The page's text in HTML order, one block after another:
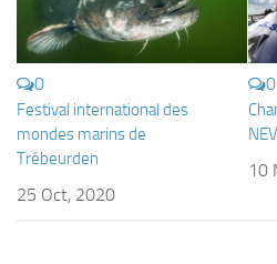
APNEE
SORTIES
Sorties 2025
Sorties 2024
Sorties 2023
0
Festival international des
mondes marins de
Trébeurden
25 Oct, 2020
0
10